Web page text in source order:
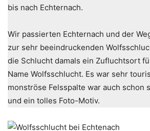
bis nach Echternach.
Wir passierten Echternach und der
zur sehr beeindruckenden
die Schlucht damals ein Zufluchtsort
Name Wolfsschlucht. Es war sehr
monströse Felsspalte war auch schon
und ein tolles Foto-Motiv.